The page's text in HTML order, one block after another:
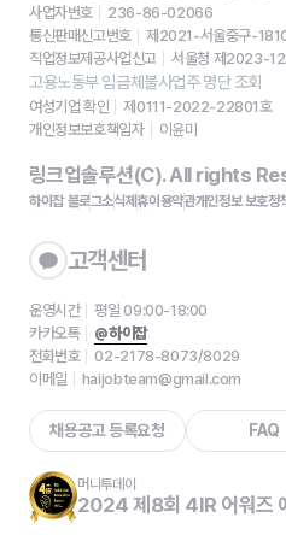
사업자번호
236-86-02066
통신판매신고번호
제2021-서울중구-
직업정보제공사업신고
서울청 제2023-
고용노동부 임금체불사업주 명단 조회
여성기업 확인
제0111-2022-22801호
개인정보보호책임자
이윤미
링크업솔루션(C). All rights
하이잡 블로그소식제휴이용약관개인정보 보호정
고객센터
운영시간
평일 09:00-18:00
카카오톡
@하이잡
전화번호
02-2178-8073/8029
이메일
haijobteam@gmail.com
채용공고 등록요청 FAQ
머니투데이
2024 제8회 4IR 어워즈